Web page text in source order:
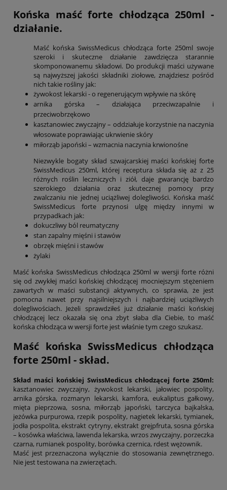
Końska maść forte chłodząca 250ml -
działanie.
Maść końska SwissMedicus chłodząca forte 250ml swoje
szeroki i skuteczne działanie zawdzięcza starannie
skomponowanemu składowi. Do produkcji maści używane
są najwyższej jakości składniki ziołowe, znajdziesz pośród
nich takie rośliny jak:
żywokost lekarski - o regenerującym wpływie na skórę
arnika górska – działająca przeciwzapalnie i
przeciwobrzękowo
kasztanowiec zwyczajny – oddziałuje korzystnie na naczynia
włosowate poprawiając ukrwienie skóry
miłorząb japoński – wzmacnia naczynia krwionośne
Niezwykle bogaty skład szwajcarskiej maści końskiej forte
SwissMedicus 250ml, której receptura składa się aż z 25
różnych roślin leczniczych i ziół, daje gwarancję bardzo
szerokiego działania oraz skutecznej pomocy przy
zwalczaniu nie jednej uciążliwej dolegliwości. Końska maść
SwissMedicus forte przynosi ulgę między innymi w
przypadkach jak:
dokuczliwy ból reumatyczny
stan zapalny mięśni i stawów
obrzęk mięśni i stawów
żylaki
Maść końska SwissMedicus chłodząca 250ml w wersji forte różni
się od zwykłej maści końskiej chłodzącej mocniejszym stężeniem
zawartych w maści substancji aktywnych, co sprawia, że jest
pomocna nawet przy najsilniejszych i najbardziej uciążliwych
dolegliwościach. Jeżeli sprawdziłeś już działanie maści końskiej
chłodzącej lecz okazała się ona zbyt słaba dla Ciebie, to maść
końska chłodząca w wersji forte jest właśnie tym czego szukasz.
Maść końska SwissMedicus chłodząca
forte 250ml - skład.
Skład maści końskiej SwissMedicus chłodzącej forte 250ml:
kasztanowiec zwyczajny, żywokost lekarski, jałowiec pospolity,
arnika górska, rozmaryn lekarski, kamfora, eukaliptus gałkowy,
mięta pieprzowa, sosna, miłorząb japoński, tarczyca bajkalska,
jeżówka purpurowa, rzepik pospolity, nagietek lekarski, tymianek,
jodła pospolita, ekstrakt cytryny, ekstrakt grejpfruta, sosna górska
– kosówka właściwa, lawenda lekarska, wrzos zwyczajny, porzeczka
czarna, rumianek pospolity, borówka czernica, rdest wężownik.
Maść jest przeznaczona wyłącznie do stosowania zewnętrznego.
Nie jest testowana na zwierzętach.